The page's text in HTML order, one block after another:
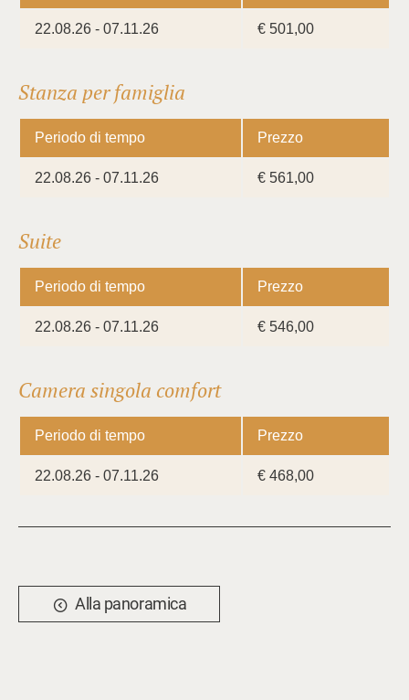
22.08.26 - 07.11.26 € 501,00
Stanza per famiglia
Periodo di tempo Prezzo
22.08.26 - 07.11.26 € 561,00
Suite
Periodo di tempo Prezzo
22.08.26 - 07.11.26 € 546,00
Camera singola comfort
Periodo di tempo Prezzo
22.08.26 - 07.11.26 € 468,00
Alla panoramica